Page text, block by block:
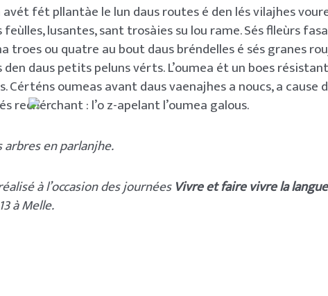
avét fét pllantàe le lun daus routes é den lés vilajhes
feùlles, lusantes, sant trosàies su lou rame. Sés flleùrs
troes ou quatre au bout daus bréndelles é sés granes
daus petits peluns vérts. L’oumea ét un boes
Cérténs oumeas avant daus vaenajhes a noucs, a cause
rechérchant : l’o z-apelant l’oumea galous.
arbres en parlanjhe.
à l’occasion des journéesVivre et faire vivre la
à Melle.